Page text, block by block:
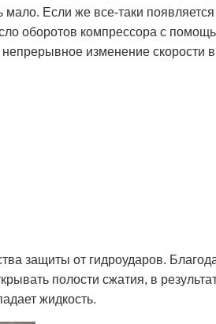
мало. Если же все-таки
оборотов компрессора с
изменение
защиты от гидроударов.
полости сжатия, в
жидкость.